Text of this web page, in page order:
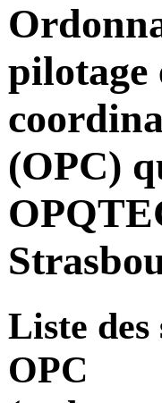
pilotage
(OPC)
Liste des
OPC